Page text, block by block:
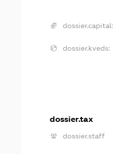
dossier.capital:
dossier.kveds:
dossier.tax
dossier.staff